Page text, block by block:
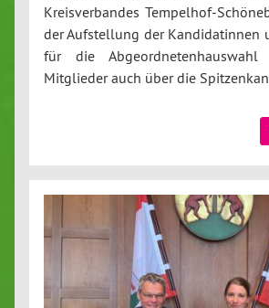
Kreisverbandes Tempelhof-
der Aufstellung der Kandidatinnen
für die
Mitglieder auch über die